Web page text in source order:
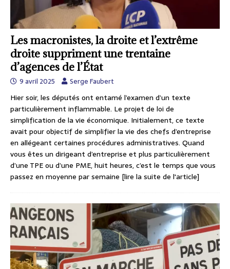
Les macronistes, la droite et l’extrême
droite suppriment une trentaine
d’agences de l’État
9 avril 2025 Serge Faubert
Hier soir, les députés ont entamé l’examen d’un texte
particulièrement inflammable. Le projet de loi de
simplification de la vie économique. Initialement, ce texte
avait pour objectif de simplifier la vie des chefs d’entreprise
en allégeant certaines procédures administratives. Quand
vous êtes un dirigeant d’entreprise et plus particulièrement
d’une TPE ou d’une PME, huit heures, c’est le temps que vous
passez en moyenne par semaine [lire la suite de l'article]